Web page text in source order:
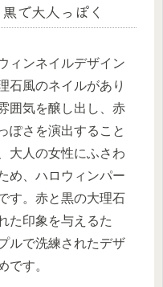
で大人っぽく
ィンネイルデザイン
石風のネイルがあり
囲気を醸し出し、赤
ぽさを演出すること
大人の女性にふさわ
め、ハロウィンパー
す。赤と黒の大理石
た印象を与えるた
ルで洗練されたデザ
です。